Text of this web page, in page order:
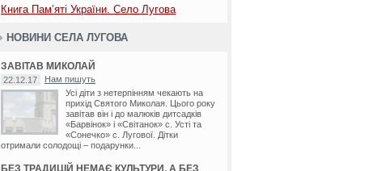
Книга Пам’яті України. Село Лугова
НОВИНИ СЕЛА ЛУГОВА
ЗАВІТАВ МИКОЛАЙ
22.12.17
Нам пишуть
Усі діти з нетерпінням чекають на
прихід Святого Миколая. Цього року
завітав він і до малюків дитсадків
«Барвінок» і «Світанок» с. Усті та
«Сонечко» с. Лугової. Дітки
отримали солодощі – подарунки...
БЕЗ ТРАДИЦІЙ НЕМАЄ КУЛЬТУРИ, А БЕЗ